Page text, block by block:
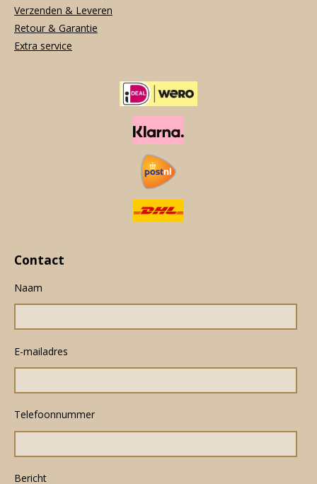
Verzenden & Leveren
Retour & Garantie
Extra service
Contact
Naam
E-mailadres
Telefoonnummer
Bericht